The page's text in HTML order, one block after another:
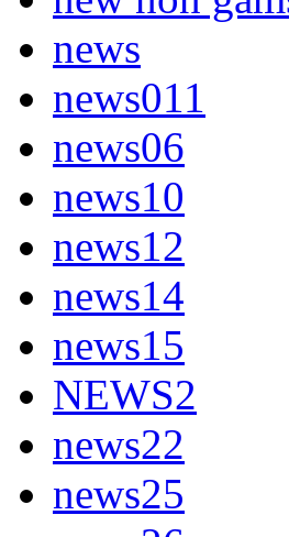
news
news011
news06
news10
news12
news14
news15
NEWS2
news22
news25